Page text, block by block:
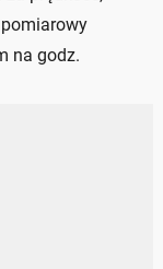
na godz.